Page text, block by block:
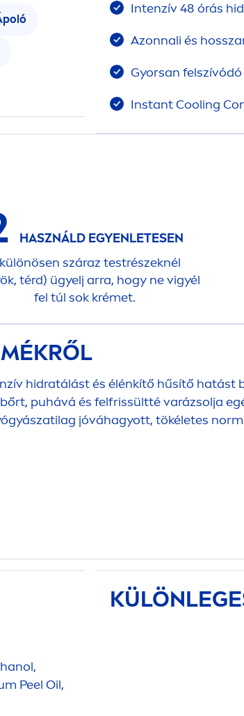
Intenzív 48 órás
Azonnali és
Gyorsan
Instant Cooling
HASZNÁLD EGYENLETESEN
száraz testrészeknél
térd) ügyelj arra, hogy ne vigyél
fel túl sok krémet.
hidratálást és élénkítő hűsítő hatást
puhává és felfrissültté varázsolja
jóváhagyott, tökéletes
Peel Oil,